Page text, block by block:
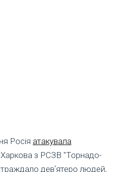
Росія атакувала
Харкова з РСЗВ "Торнадо-
девʼятеро людей,